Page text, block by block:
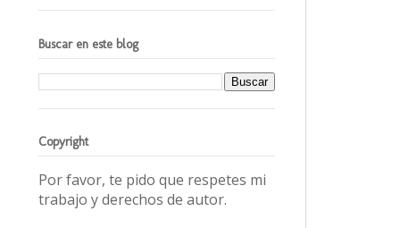
Buscar en este blog
Copyright
Por favor, te pido que respetes mi
trabajo y derechos de autor.